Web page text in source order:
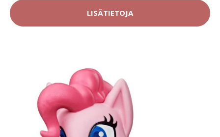
LISÄTIETOJA